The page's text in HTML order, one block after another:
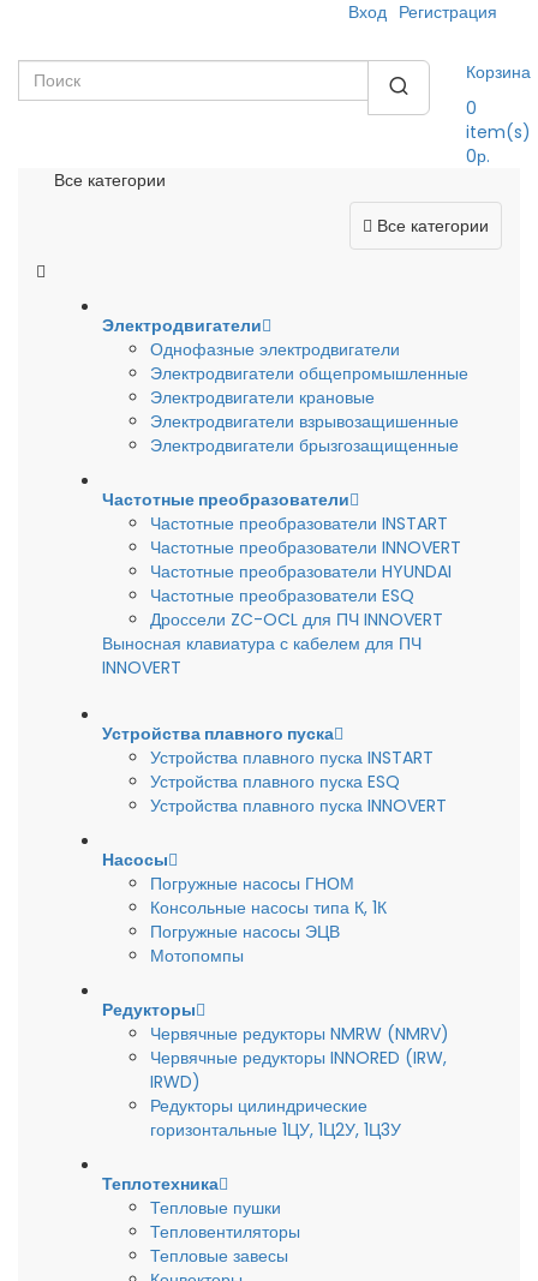
Вход Регистрация
Корзина
0
item(s)
0р.
Все категории
Все категории
Электродвигатели
Однофазные электродвигатели
Электродвигатели общепромышленные
Электродвигатели крановые
Электродвигатели взрывозащишенные
Электродвигатели брызгозащищенные
Частотные преобразователи
Частотные преобразователи INSTART
Частотные преобразователи INNOVERT
Частотные преобразователи HYUNDAI
Частотные преобразователи ESQ
Дроссели ZC-OCL для ПЧ INNOVERT
Выносная клавиатура с кабелем для ПЧ
INNOVERT
Устройства плавного пуска
Устройства плавного пуска INSTART
Устройства плавного пуска ESQ
Устройства плавного пуска INNOVERT
Насосы
Погружные насосы ГНОМ
Консольные насосы типа К, 1К
Погружные насосы ЭЦВ
Мотопомпы
Редукторы
Червячные редукторы NMRW (NMRV)
Червячные редукторы INNORED (IRW,
IRWD)
Редукторы цилиндрические
горизонтальные 1ЦУ, 1Ц2У, 1Ц3У
Теплотехника
Тепловые пушки
Тепловентиляторы
Тепловые завесы